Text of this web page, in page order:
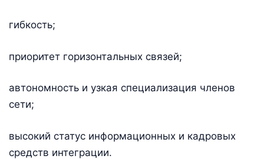
гибкость;
приоритет горизонтальных связей;
автономность и узкая специализация членов
сети;
высокий статус информационных и кадровых
средств интеграции.